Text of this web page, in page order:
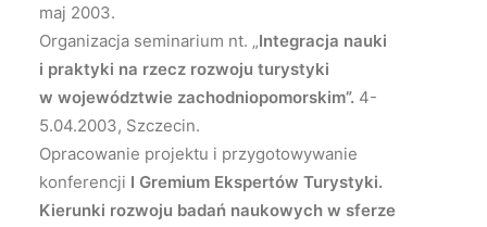
maj 2003.
Organizacja seminarium nt. „Integracja nauki
i praktyki na rzecz rozwoju turystyki
w województwie zachodniopomorskim”. 4-
5.04.2003, Szczecin.
Opracowanie projektu i przygotowywanie
konferencji I Gremium Ekspertów Turystyki.
Kierunki rozwoju badań naukowych w sferze